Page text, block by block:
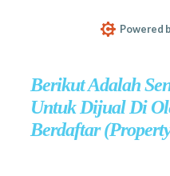
Berikut Adalah
Untuk Dijual Di
Berdaftar